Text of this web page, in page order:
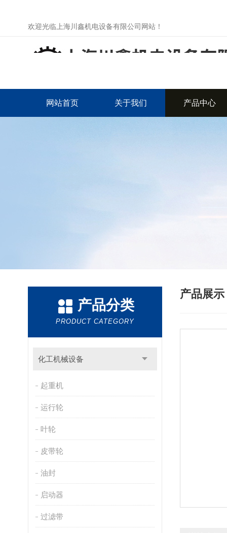
欢迎光临上海川鑫机电设备有限公司网站！
网站首页 关于我们 产品中心
产品分类
PRODUCT CATEGORY
化工机械设备
起重机
运行轮
叶轮
皮带轮
油封
启动器
过滤带
产品展示